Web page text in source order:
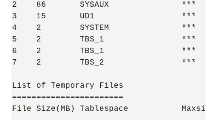
2    86       SYSAUX               ***
3    15       UD1                  ***
4    2        SYSTEM               ***
5    2        TBS_1                ***
6    2        TBS_1                ***
7    2        TBS_2                ***
List of Temporary Files
=======================
File Size(MB) Tablespace